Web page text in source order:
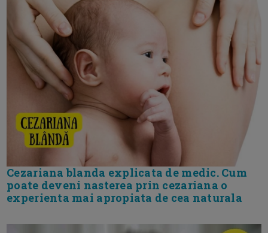
Cezariana blanda explicata de medic. Cum
poate deveni nasterea prin cezariana o
experienta mai apropiata de cea naturala